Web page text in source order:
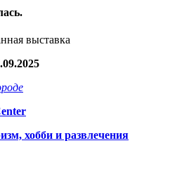
выставка
хобби и развлечения